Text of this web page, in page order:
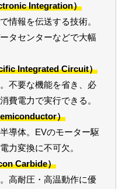
Integration）
情報を伝送する技術。
タセンターなどで大幅
Integrated Circuit）
不要な機能を省き、必
費電力で実行できる。
）
導体。EVのモーター駆
力変換に不可欠。
Carbide）
高耐圧・高温動作に優